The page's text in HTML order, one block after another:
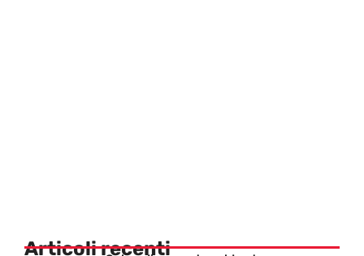
Articoli recenti